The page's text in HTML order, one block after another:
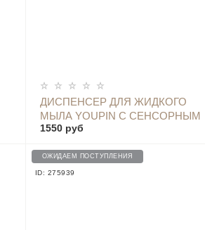
ДИСПЕНСЕР ДЛЯ ЖИДКОГО
МЫЛА YOUPIN С СЕНСОРНЫМ
ДАТЧИКОМ И ТЕРМОМЕТРОМ
1550 руб
ОПОВЕСТИТЬ
ОЖИДАЕМ ПОСТУПЛЕНИЯ
ID: 275939